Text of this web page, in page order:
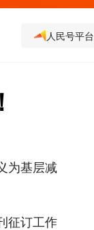
人民号平台
为基层减
征订工作